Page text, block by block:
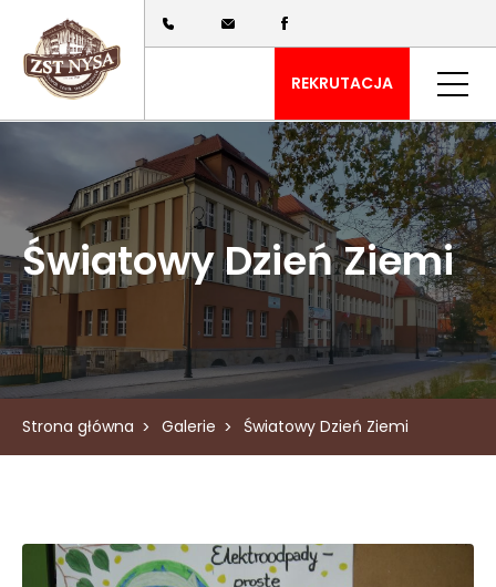
REKRUTACJA
Światowy Dzień Ziemi
Strona główna Galerie Światowy Dzień Ziemi